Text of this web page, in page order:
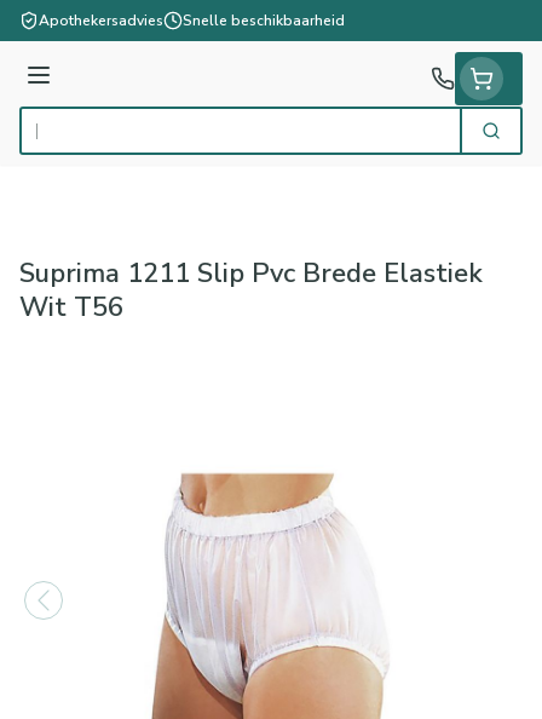
Ga naar de inhoud
Apothekersadvies Snelle beschikbaarheid
Menu
Product, merk, categorie... Zoek
Suprima 1211 Slip Pvc Brede Elastiek
Wit T56